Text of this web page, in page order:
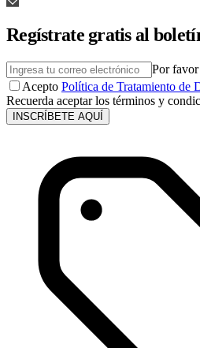
Regístrate gratis al
Por
Acepto Política de Tratamiento de
Recuerda aceptar los términos y
INSCRÍBETE AQUÍ